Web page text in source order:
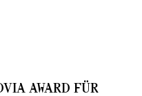
AWARD FÜR